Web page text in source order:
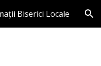
Biserici Locale